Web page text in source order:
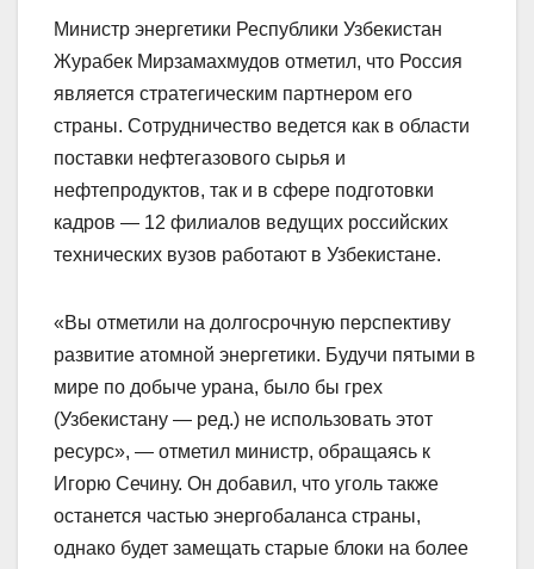
Министр энергетики Республики Узбекистан
Журабек Мирзамахмудов отметил, что Россия
является стратегическим партнером его
страны. Сотрудничество ведется как в области
поставки нефтегазового сырья и
нефтепродуктов, так и в сфере подготовки
кадров — 12 филиалов ведущих российских
технических вузов работают в Узбекистане.
«Вы отметили на долгосрочную перспективу
развитие атомной энергетики. Будучи пятыми в
мире по добыче урана, было бы грех
(Узбекистану — ред.) не использовать этот
ресурс», — отметил министр, обращаясь к
Игорю Сечину. Он добавил, что уголь также
останется частью энергобаланса страны,
однако будет замещать старые блоки на более